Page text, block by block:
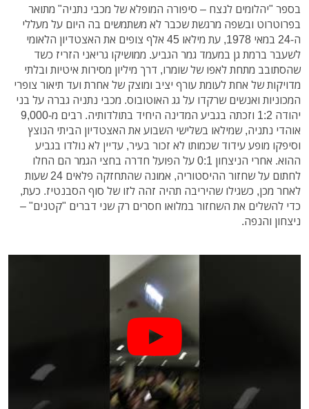
בספר "יהלומים לנצח – סיפורה המופלא של מכבי נתניה" מתואר
בפרוטרוט ובשפה מרגשת שכבר לא משתמשים בה היום על מעללי
ה-24 במאי 1978, עת מילאו 45 אלף צופים את האצטדיון הלאומי
לשעבר ברמת גן במעמד גמר הגביע. ממושיקו גריאני הזריז כשד
שהסתובב מתחת לאפו של שומרו, דרך מיליון מסירות איטיות ובלתי
מדויקות של אחת לעומת עורף יציב ומוצק של אחרת ועד תיאור צופרי
המכוניות ואנשים שרקדו על גג האוטובוס. מכבי נתניה גברה על בני
יהודה 1:2 וזכתה בגביע המדינה היחיד בתולדותיה. רבים מ-9,000
אוהדי נתניה, שמילאו בשלישי השבוע את האצטדיון הביתי הנוצץ
וסיפקו מופע עידוד שכמותו לא זכור בעיר, עדיין לא נולדו בגביע
ההוא. אחרי הניצחון 0:1 על הפועל חדרה בחצי הגמר הם החלו
לחתום על שחזור ההיסטוריה, אמונה שהתחזקה פלאים 24 שעות
לאחר מכן, כשגילו שהיריבה תהיה זהה לזו של סוף הסבנטיז. כעת,
כדי להשלים את השחזור במלואו חסרים רק שני דברים "קטנים" –
ניצחון והנפה.